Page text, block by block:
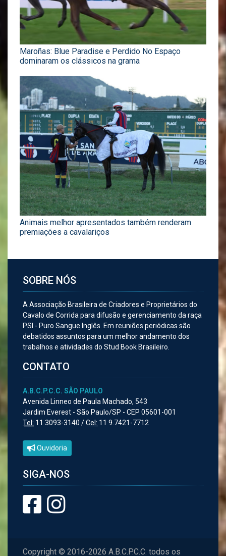
Maroñas: Blue Paradise e Perdido No Espaço
dominaram os clássicos na grama
Animais melhor apresentados também renderam
premiações a cavalariços
SOBRE NÓS
A Associação Brasileira de Criadores e Proprietários do
Cavalo de Corrida para difusão e gerenciamento da raça
PSI - Puro Sangue Inglês. Em reuniões periódicas são
debatidos assuntos para um melhor andamento dos
trabalhos e atividades do Stud Book Brasileiro.
CONTATO
A.B.C.P.C.C. SÃO PAULO
Avenida Linneo de Paula Machado, 543
Jardim Everest - São Paulo/SP - CEP 05601-001
Tel: 11 3093-3140 /Cel: 11 9.7421-7712
Ouvidoria
SIGA-NOS
Copyright © 2016-2026 A.B.C.P.C.C. todos os